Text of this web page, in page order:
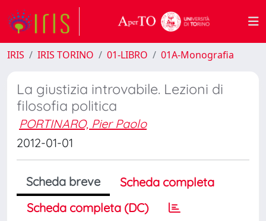
IRIS IRIS TORINO 01-LIBRO 01A-Monografia
La giustizia introvabile. Lezioni di
filosofia politica
PORTINARO, Pier Paolo
2012-01-01
Scheda breve
Scheda completa
Scheda completa (DC)